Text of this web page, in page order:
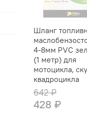
Шланг
4-8мм PVC
(1 метр) для
мотоцикла,
квадроцикла
642 ₽
428 ₽